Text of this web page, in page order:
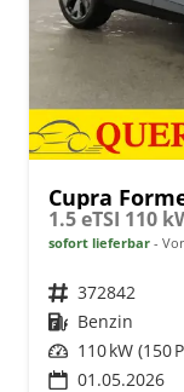
Cupra
sofort lieferbar
Fahrzeugnr. 372842
Kraftstoff Benzin
Leistung 110 kW (150
01.05.2026